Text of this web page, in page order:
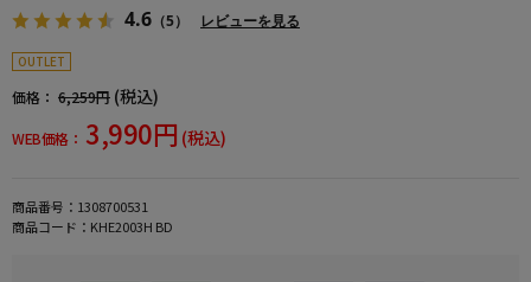
4.6 （5） レビューを見る
OUTLET
価格： 6,259円 (税込)
WEB価格： 3,990円 (税込)
商品番号： 1308700531
商品コード： KHE2003H BD